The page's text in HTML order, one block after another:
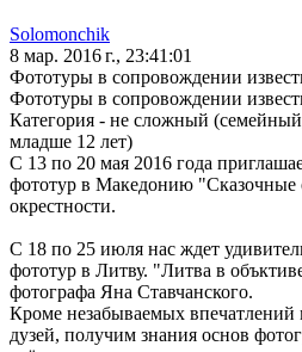
Solomonchik
8 мар. 2016 г., 23:41:01
Фототуры в сопровождении
Фототуры в сопровождении
Категория - не сложный
младше 12 лет)
С 13 по 20 мая 2016 года
фототур в Македонию "Сказочные
окрестности.
С 18 по 25 июля нас ждет
фототур в Литву. "Литва в
фотографа Яна Ставчанского.
Кроме незабываемых
дузей, получим знания основ